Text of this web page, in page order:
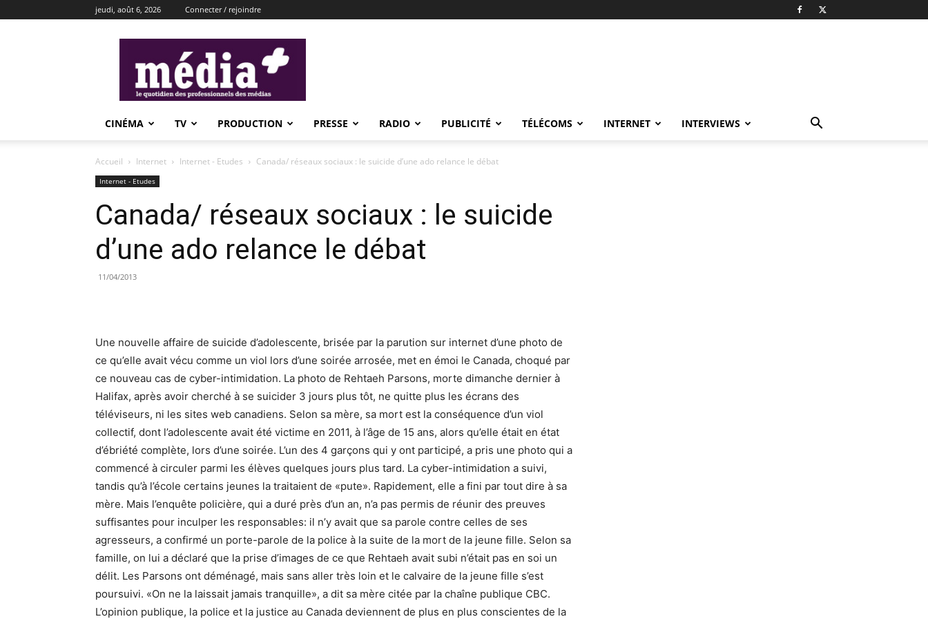
jeudi, août 6, 2026 Connecter / rejoindre
CINÉMA TV PRODUCTION PRESSE RADIO PUBLICITÉ TÉLÉCOMS INTERNET INTERVIEWS
Accueil Internet Internet - Etudes Canada/ réseaux sociaux : le suicide d’une ado relance le débat
Internet - Etudes
Canada/ réseaux sociaux : le suicide
d’une ado relance le débat
11/04/2013
Une nouvelle affaire de suicide d’adolescente, brisée par la parution sur internet d’une photo de
ce qu’elle avait vécu comme un viol lors d’une soirée arrosée, met en émoi le Canada, choqué par
ce nouveau cas de cyber-intimidation. La photo de Rehtaeh Parsons, morte dimanche dernier à
Halifax, après avoir cherché à se suicider 3 jours plus tôt, ne quitte plus les écrans des
téléviseurs, ni les sites web canadiens. Selon sa mère, sa mort est la conséquence d’un viol
collectif, dont l’adolescente avait été victime en 2011, à l’âge de 15 ans, alors qu’elle était en état
d’ébriété complète, lors d’une soirée. L’un des 4 garçons qui y ont participé, a pris une photo qui a
commencé à circuler parmi les élèves quelques jours plus tard. La cyber-intimidation a suivi,
tandis qu’à l’école certains jeunes la traitaient de «pute». Rapidement, elle a fini par tout dire à sa
mère. Mais l’enquête policière, qui a duré près d’un an, n’a pas permis de réunir des preuves
suffisantes pour inculper les responsables: il n’y avait que sa parole contre celles de ses
agresseurs, a confirmé un porte-parole de la police à la suite de la mort de la jeune fille. Selon sa
famille, on lui a déclaré que la prise d’images de ce que Rehtaeh avait subi n’était pas en soi un
délit. Les Parsons ont déménagé, mais sans aller très loin et le calvaire de la jeune fille s’est
poursuivi. «On ne la laissait jamais tranquille», a dit sa mère citée par la chaîne publique CBC.
L’opinion publique, la police et la justice au Canada deviennent de plus en plus conscientes de la